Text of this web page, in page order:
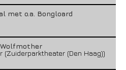
met o.a. Bongloard
Wolfmother
(Zuiderparktheater (Den Haag))